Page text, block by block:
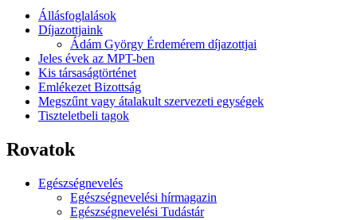
Állásfoglalások
Díjazottjaink
Ádám György Érdemérem díjazottjai
Jeles évek az MPT-ben
Kis társaságtörténet
Emlékezet Bizottság
Megszűnt vagy átalakult szervezeti egységek
Tiszteletbeli tagok
Rovatok
Egészségnevelés
Egészségnevelési hírmagazin
Egészségnevelési Tudástár